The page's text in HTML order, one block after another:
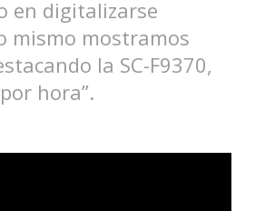
en digitalizarse
mismo mostramos
la SC-F9370,
hora”.